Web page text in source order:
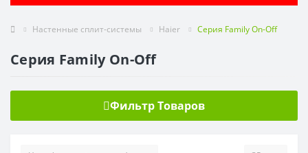
Настенные сплит-системы Haier Серия Family On-Off
Серия Family On-Off
Фильтр Товаров